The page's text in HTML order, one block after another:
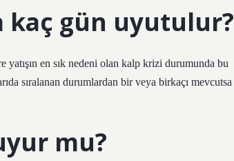
kaç gün uyutulur?
en sık nedeni olan kalp krizi durumunda bu
sıralanan durumlardan bir veya birkaçı mevcutsa
mu?